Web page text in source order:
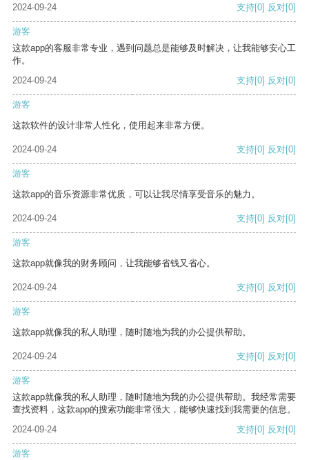
2024-09-24
支持[0] 反对[0]
游客
这款app的客服非常专业，遇到问题总是能够及时解决，让我能够安心工
作。
2024-09-24
支持[0] 反对[0]
游客
这款软件的设计非常人性化，使用起来非常方便。
2024-09-24 支持[0] 反对[0]
游客
这款app的音乐资源非常优质，可以让我尽情享受音乐的魅力。
2024-09-24 支持[0] 反对[0]
游客
这款app就像我的财务顾问，让我能够省钱又省心。
2024-09-24 支持[0] 反对[0]
游客
这款app就像我的私人助理，随时随地为我的办公提供帮助。
2024-09-24 支持[0] 反对[0]
游客
这款app就像我的私人助理，随时随地为我的办公提供帮助。我经常需要
查找资料，这款app的搜索功能非常强大，能够快速找到我需要的信息。
2024-09-24
支持[0] 反对[0]
游客